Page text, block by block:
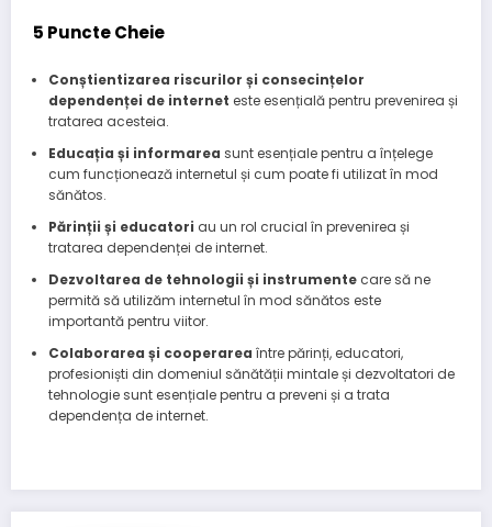
5 Puncte Cheie
Conștientizarea riscurilor și consecințelor
dependenței de internet este esențială pentru prevenirea și
tratarea acesteia.
Educația și informarea sunt esențiale pentru a înțelege
cum funcționează internetul și cum poate fi utilizat în mod
sănătos.
Părinții și educatori au un rol crucial în prevenirea și
tratarea dependenței de internet.
Dezvoltarea de tehnologii și instrumentecare să ne
permită să utilizăm internetul în mod sănătos este
importantă pentru viitor.
Colaborarea și cooperarea între părinți, educatori,
profesioniști din domeniul sănătății mintale și dezvoltatori de
tehnologie sunt esențiale pentru a preveni și a trata
dependența de internet.